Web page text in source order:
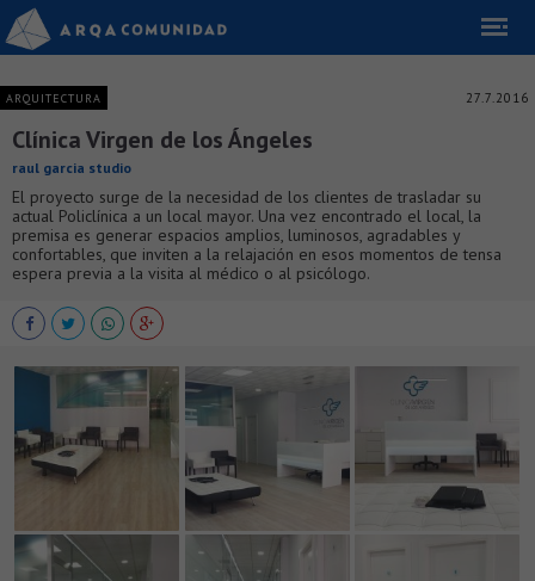
ARQUITECTURA 27.7.2016
Clínica Virgen de los Ángeles
raul garcia studio
El proyecto surge de la necesidad de los clientes de trasladar su
actual Policlínica a un local mayor. Una vez encontrado el local, la
premisa es generar espacios amplios, luminosos, agradables y
confortables, que inviten a la relajación en esos momentos de tensa
espera previa a la visita al médico o al psicólogo.